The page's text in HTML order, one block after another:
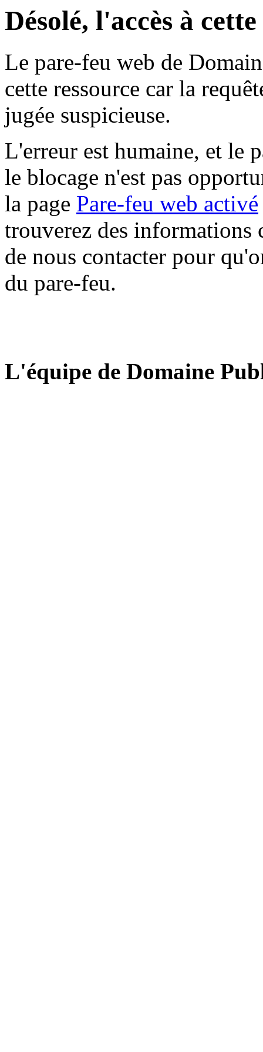
Désolé, l'accès à
Le pare-feu web de
cette ressource car la
jugée suspicieuse.
L'erreur est humaine, et le
le blocage n'est pas
la page Pare-feu web activé
trouverez des informations
de nous contacter pour
du pare-feu.
L'équipe de Domaine